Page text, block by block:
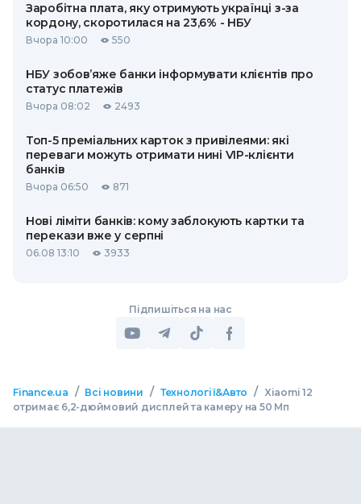
Заробітна плата, яку отримують українці з-за
кордону, скоротилася на 23,6% - НБУ
Вчора 10:00 550
НБУ зобов’яже банки інформувати клієнтів про
статус платежів
Вчора 08:02 2493
Топ-5 преміальних карток з привілеями: які
переваги можуть отримати нині VIP-клієнти
банків
Вчора 06:50 871
Нові ліміти банків: кому заблокують картки та
перекази вже у серпні
06.08 13:10 3933
Підпишіться на нас
Finance.ua / Всі новини / Технології&Авто / Xiaomi 12
отримає 6,2-дюймовий дисплей та камеру на 50 Мп